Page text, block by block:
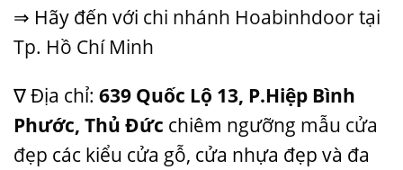
⇒ Hãy đến với chi nhánh Hoabinhdoor tại
Tp. Hồ Chí Minh
∇ Địa chỉ: 639 Quốc Lộ 13, P.Hiệp Bình
Phước, Thủ Đức chiêm ngưỡng mẫu cửa
đẹp các kiểu cửa gỗ, cửa nhựa đẹp và đa